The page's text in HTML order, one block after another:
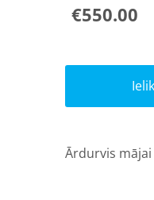
€550.00
Ārdurvis mājai